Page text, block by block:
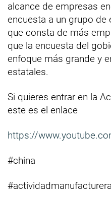
alcance de empresas
encuesta a un grupo de
que consta de más
que la encuesta del
enfoque más grande y
estatales.
Si quieres entrar en la
este es el enlace
https://
#china
#actividadmanufacturera